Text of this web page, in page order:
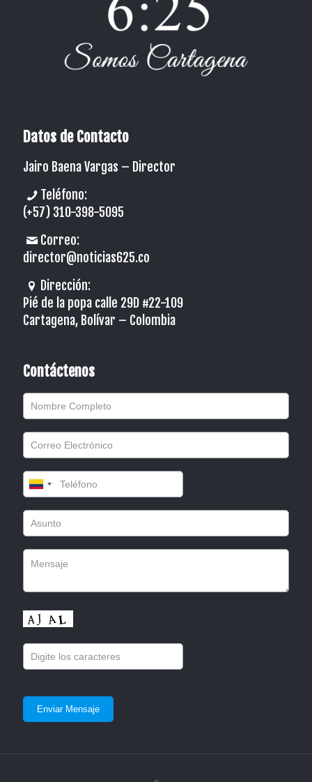
Datos de Contacto
Jairo Baena Vargas – Director
Teléfono:
(+57) 310-398-5095
Correo:
director@noticias625.co
Dirección:
Pié de la popa calle 29D #22-109
Cartagena, Bolívar – Colombia
Contáctenos